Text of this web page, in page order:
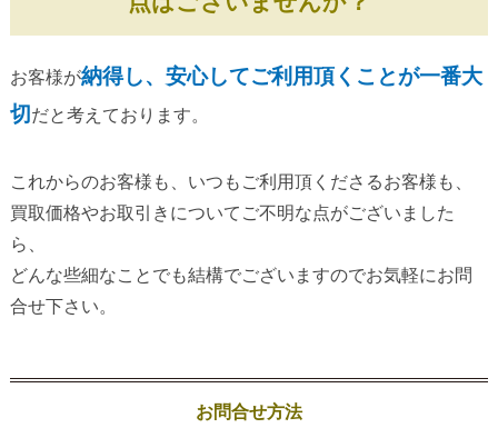
お客様が納得し、安心してご利用頂くことが一番大
切 だと考えております。
これからのお客様も、いつもご利用頂くださるお客様も、
買取価格やお取引きについてご不明な点がございました
ら、
どんな些細なことでも結構でございますのでお気軽にお問
合せ下さい。
お問合せ方法